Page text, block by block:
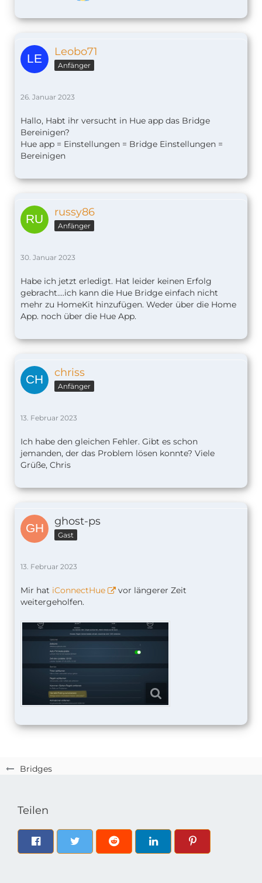
Bridges
Leobo71
Anfänger
26. Januar 2023
Hallo, Habt ihr versucht in Hue app das Bridge
Bereinigen?
Hue app = Einstellungen = Bridge Einstellungen =
Bereinigen
russy86
Anfänger
30. Januar 2023
Habe ich jetzt erledigt. Hat leider keinen Erfolg
gebracht....ich kann die Hue Bridge einfach nicht
mehr zu HomeKit hinzufügen. Weder über die Home
App. noch über die Hue App.
chriss
Anfänger
13. Februar 2023
Ich habe den gleichen Fehler. Gibt es schon
jemanden, der das Problem lösen konnte? Viele
Grüße, Chris
ghost-ps
Gast
13. Februar 2023
Mir hat iConnectHue
vor längerer Zeit
weitergeholfen.
Teilen